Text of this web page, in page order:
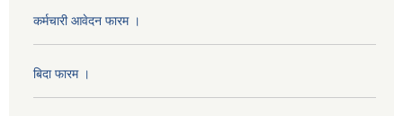
कर्मचारी आवेदन फारम ।
बिदा फारम ।